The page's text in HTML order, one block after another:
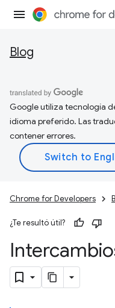
Blog
Google utiliza tecnología
idioma preferido. Las
contener errores.
Chrome for Developers
¿Te resultó útil?